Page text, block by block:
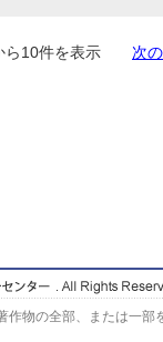
10件を表示 次
作物の全部、または一